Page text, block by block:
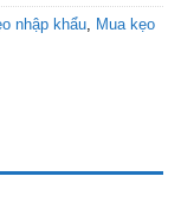
nhập khẩu, Mua kẹo